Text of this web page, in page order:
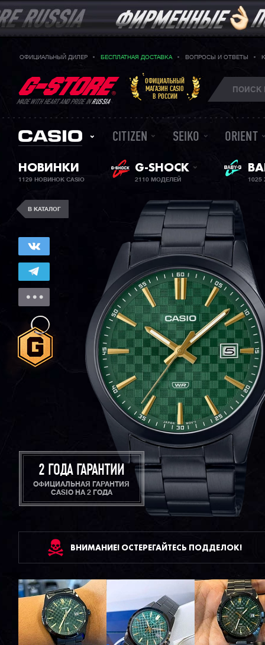
ОФИЦИАЛЬНЫЙ ДИЛЕР БЕСПЛАТНАЯ ДОСТАВКА ВОПРОСЫ И ОТВЕТЫ
MADE WITH HEART AND PRIDE INRUSSIA
ОФИЦИАЛЬНЫЙ
МАГАЗИН CASIO
В РОССИИ
CITIZEN SEIKO ORIENT
НОВИНКИ
1129 НОВИНОК CASIO
G-SHOCK
2110 МОДЕЛЕЙ
В КАТАЛОГ
2 ГОДА ГАРАНТИИ
ОФИЦИАЛЬНАЯ ГАРАНТИЯ
CASIO НА 2 ГОДА
ВНИМАНИЕ! ОСТЕРЕГАЙТЕСЬ ПОДДЕЛОК!